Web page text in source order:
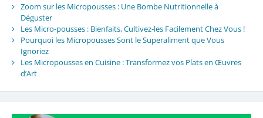
Zoom sur les Micropousses : Une Bombe Nutritionnelle à
Déguster
Les Micro-pousses : Bienfaits, Cultivez-les Facilement Chez Vous !
Pourquoi les Micropousses Sont le Superaliment que Vous
Ignoriez
Les Micropousses en Cuisine : Transformez vos Plats en Œuvres
d’Art